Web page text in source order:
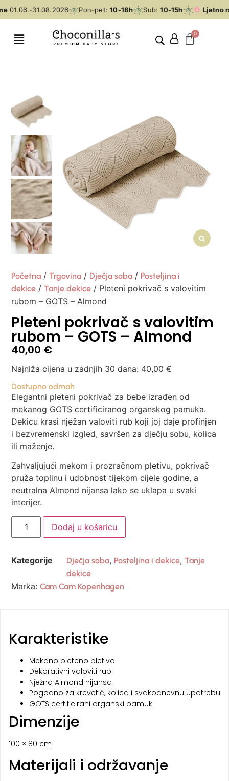
01.06.-31.08.2026 Pon-pet:10-18h Sub:10-15h Ljetno
Početna /Trgovina / Dječja soba / Posteljina i
dekice /Tanje dekice / Pleteni pokrivač s valovitim
rubom – GOTS – Almond
Pleteni pokrivač s valovitim
rubom – GOTS – Almond
40,00 €
Najniža cijena u zadnjih 30 dana: 40,00€
Dostupno odmah
Elegantni pleteni pokrivač za bebe izrađen od
mekanog GOTS certificiranog organskog pamuka.
Dekicu krasi nježan valoviti rub koji joj daje profinjen
i bezvremenski izgled, savršen za dječju sobu, kolica
ili maženje.
Zahvaljujući mekom i prozračnom pletivu, pokrivač
pruža toplinu i udobnost tijekom cijele godine, a
neutralna Almond nijansa lako se uklapa u svaki
interijer.
Dodaj u košaricu
Kategorije Dječja soba, Posteljina i dekice,Tanje
dekice
Marka:Cam Cam Kopenhagen
Karakteristike
Mekano pleteno pletivo
Dekorativni valoviti rub
Nježna Almond nijansa
Pogodno za krevetić, kolica i svakodnevnu upotrebu
GOTS certificirani organski pamuk
Dimenzije
100 × 80 cm
Materijali i održavanje